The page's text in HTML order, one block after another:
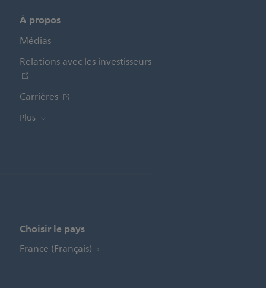
À propos
Médias
Relations avec les investisseurs
Carrières
Plus
Choisir le pays
France (Français)